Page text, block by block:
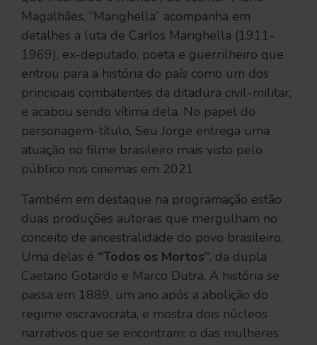
Magalhães, “Marighella” acompanha em
detalhes a luta de Carlos Marighella (1911-
1969), ex-deputado, poeta e guerrilheiro que
entrou para a história do país como um dos
principais combatentes da ditadura civil-militar,
e acabou sendo vítima dela. No papel do
personagem-título, Seu Jorge entrega uma
atuação no filme brasileiro mais visto pelo
público nos cinemas em 2021.
Também em destaque na programação estão
duas produções autorais que mergulham no
conceito de ancestralidade do povo brasileiro.
Uma delas é “Todos os Mortos”, da dupla
Caetano Gotardo e Marco Dutra. A história se
passa em 1889, um ano após a abolição do
regime escravocrata, e mostra dois núcleos
narrativos que se encontram: o das mulheres